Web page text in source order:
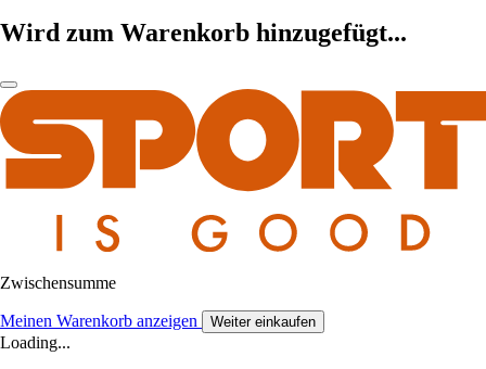
Wird zum Warenkorb hinzugefügt...
Zwischensumme
Meinen Warenkorb anzeigen Weiter einkaufen
Loading...